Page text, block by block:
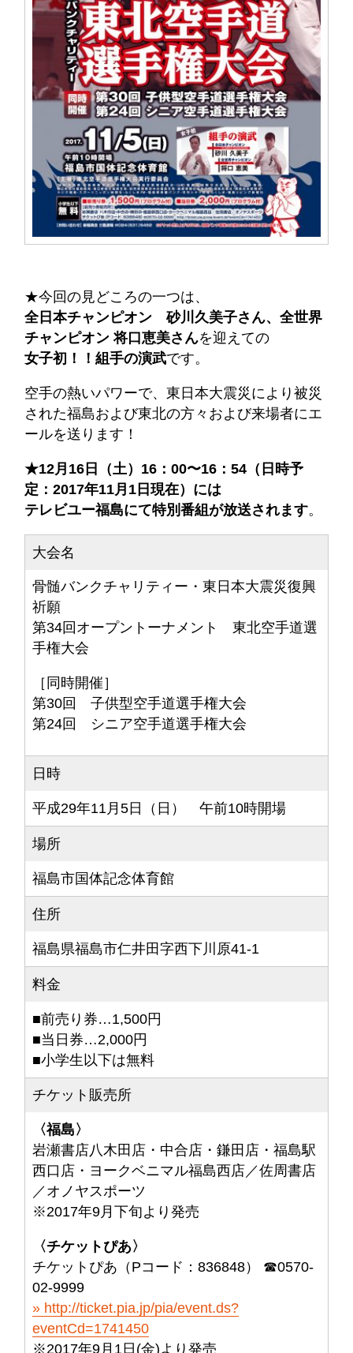
★今回の見どころの一つは、
全日本チャンピオン 砂川久美子さん、全世界
チャンピオン 将口恵美さんを迎えての
女子初！！組手の演武です。
空手の熱いパワーで、東日本大震災により被災
された福島および東北の方々および来場者にエ
ールを送ります！
★12月16日（土）16：00〜16：54（日時予
定：2017年11月1日現在）には
テレビユー福島にて特別番組が放送されます。
大会名
骨髄バンクチャリティー・東日本大震災復興
祈願
第34回オープントーナメント 東北空手道選
手権大会
［同時開催］
第30回 子供型空手道選手権大会
第24回 シニア空手道選手権大会
日時
平成29年11月5日（日） 午前10時開場
場所
福島市国体記念体育館
住所
福島県福島市仁井田字西下川原41-1
料金
■前売り券…1,500円
■当日券…2,000円
■小学生以下は無料
チケット販売所
〈福島〉
岩瀬書店八木田店・中合店・鎌田店・福島駅
西口店・ヨークベニマル福島西店／佐周書店
／オノヤスポーツ
※2017年9月下旬より発売
〈チケットぴあ〉
チケットぴあ（Pコード：836848） ☎0570-
02-9999
http://ticket.pia.jp/pia/event.ds?
eventCd=1741450
※2017年9月1日(金)より発売